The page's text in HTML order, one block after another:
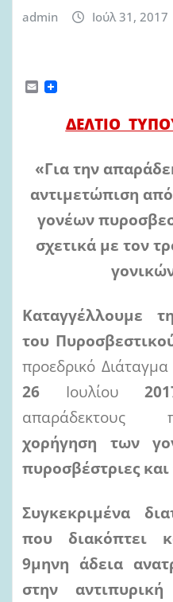
admin Ιούλ 31, 2017
E
m
ΔΕΛΤΙΟ
«Για την
αντιμετώπιση
γονέων
σχετικά με τον
Καταγγέλλουμε
του
προεδρικό Διάταγμα
26 Ιουλίου
απαράδεκτους
χορήγηση των
πυροσβέστριες
Συγκεκριμένα
που διακόπτει
9μηνη άδεια
στην